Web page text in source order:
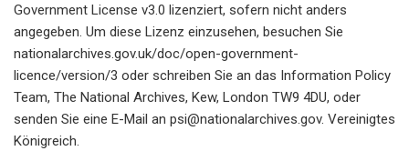
Government License v3.0 lizenziert, sofern nicht anders
angegeben. Um diese Lizenz einzusehen, besuchen Sie
nationalarchives.gov.uk/doc/open-government-
licence/version/3 oder schreiben Sie an das Information Policy
Team, The National Archives, Kew, London TW9 4DU, oder
senden Sie eine E-Mail an psi@nationalarchives.gov. Vereinigtes
Königreich.